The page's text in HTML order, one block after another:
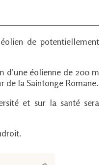
de potentiellement
d’une éolienne de 200 m
de la Saintonge Romane.
et sur la santé sera